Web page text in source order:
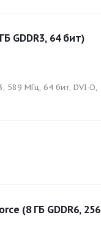
GDDR3, 64 бит)
589 МГц, 64 бит, DVI-D,
(8 ГБ GDDR6, 256